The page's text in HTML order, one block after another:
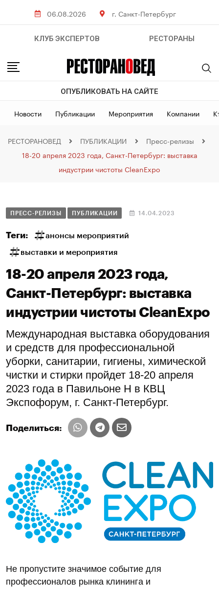
06.08.2026 г. Санкт-Петербург
КЛУБ ЭКСПЕРТОВ РЕСТОРАНЫ
ОПУБЛИКОВАТЬ НА САЙТЕ
Новости Публикации Мероприятия Компании
РЕСТОРАНОВЕД ПУБЛИКАЦИИ
Пресс-релизы
18-20 апреля 2023 года, Санкт-Петербург: выставка
индустрии чистоты CleanExpo
ПРЕСС-РЕЛИЗЫ ПУБЛИКАЦИИ 14.04.2023
Теги: анонсы мероприятий
выставки и мероприятия
18-20 апреля 2023 года,
Санкт-Петербург: выставка
индустрии чистоты CleanExpo
Международная выставка оборудования
и средств для профессиональной
уборки, санитарии, гигиены, химической
чистки и стирки пройдет 18-20 апреля
2023 года в Павильоне H в КВЦ
Экспофорум, г. Санкт-Петербург.
Поделиться:
Не пропустите значимое событие для
профессионалов рынка клининга и